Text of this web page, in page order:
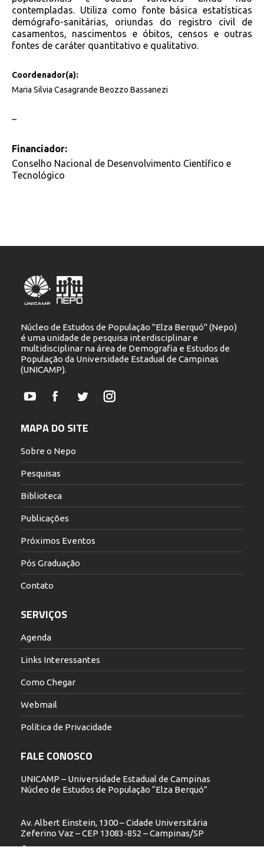
contempladas. Utiliza como fonte básica estatísticas
demógrafo-sanitárias, oriundas do registro civil de
casamentos, nascimentos e óbitos, censos e outras
fontes de caráter quantitativo e qualitativo.
Coordenador(a):
Maria Silvia Casagrande Beozzo Bassanezi
–
Financiador:
Conselho Nacional de Desenvolvimento Científico e
Tecnológico
Núcleo de Estudos de População "Elza Berquó" (Nepo)
é uma unidade de pesquisa interdisciplinar e
multidisciplinar na área de Demografia e Estudos de
População da Universidade Estadual de Campinas
(UNICAMP).
YouTubeFacebookTwitterInstagram
MAPA DO SITE
Sobre o Nepo
Pesquisas
Biblioteca
Publicações
Próximos Eventos
Pós Graduação
Contato
SERVIÇOS
Agenda
Links Interessantes
Como Chegar
Webmail
Política de Privacidade
FALE CONOSCO
UNICAMP – Universidade Estadual de Campinas
Núcleo de Estudos de População “Elza Berquó”
Av. Albert Einstein, 1300 – Cidade Universitária
Zeferino Vaz – CEP 13083-852 – Campinas/SP